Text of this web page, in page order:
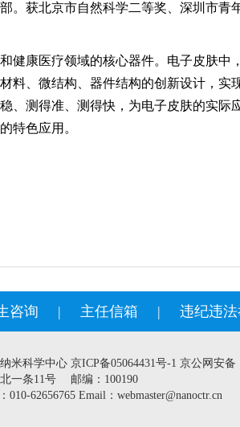
。获北京市自然科学二等奖、深圳市青
健康医疗领域的核心器件。电子皮肤中
料、微结构、器件结构的创新设计，实
、测得准、测得快，为电子皮肤的实际
特色应用。
咨询 | 主任信箱 | 违纪违
米科学中心 京ICP备05064431号-1 京公网安备
一条11号 邮编：100190
62656765 Email：webmaster@nanoctr.cn